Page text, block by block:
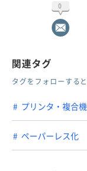
0
関連タグ
タグをフォローする
プリンタ・複合機
ペーパーレス化